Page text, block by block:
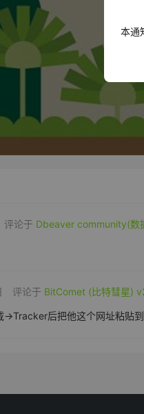
评论于 Dbeaver community(数
评论于 BitComet (比特彗星)
->Tracker后把他这个网址粘贴
本通